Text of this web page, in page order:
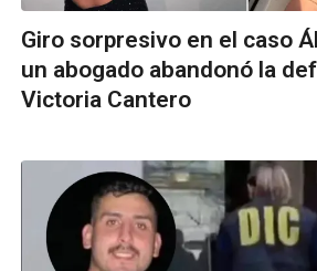
Giro sorpresivo en el caso
un abogado abandonó la
Victoria Cantero